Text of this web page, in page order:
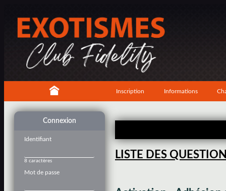
Inscription Informations
Connexion
Identifiant
8 caractères
Mot de passe
LISTE DES